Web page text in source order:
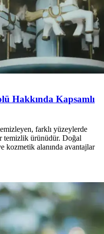
Hakkında Kapsamlı
farklı yüzeylerde
temizlik ürünüdür. Doğal
kozmetik alanında avantajlar